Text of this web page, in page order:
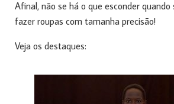
Afinal, não se há o que esconder
fazer roupas com tamanha precisão!
Veja os destaques: